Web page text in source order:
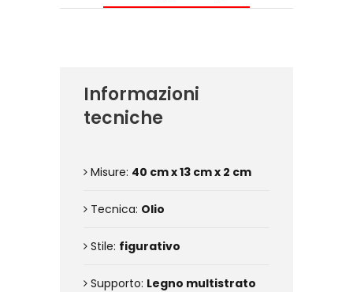
Informazioni
tecniche
Misure: 40 cm x 13 cm x 2 cm
Tecnica: Olio
Stile: figurativo
Supporto: Legno multistrato